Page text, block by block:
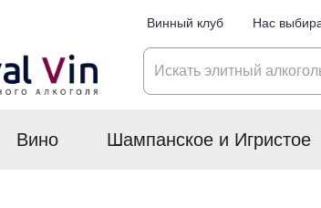
Винный клуб Нас
Вино Шампанское и Игристое